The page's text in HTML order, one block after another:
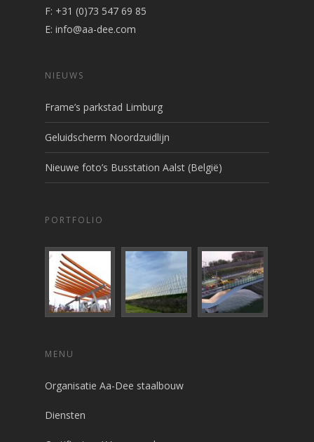
F: +31 (0)73 547 69 85
E: info@aa-dee.com
NIEUWS
Frame’s parkstad Limburg
Geluidscherm Noordzuidlijn
Nieuwe foto’s Busstation Aalst (België)
PORTFOLIO
MENU
Organisatie Aa-Dee staalbouw
Diensten